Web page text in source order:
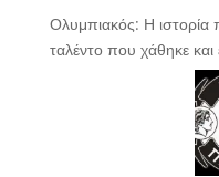
Ολυμπιακός: Η ιστορία
ταλέντο που χάθηκε